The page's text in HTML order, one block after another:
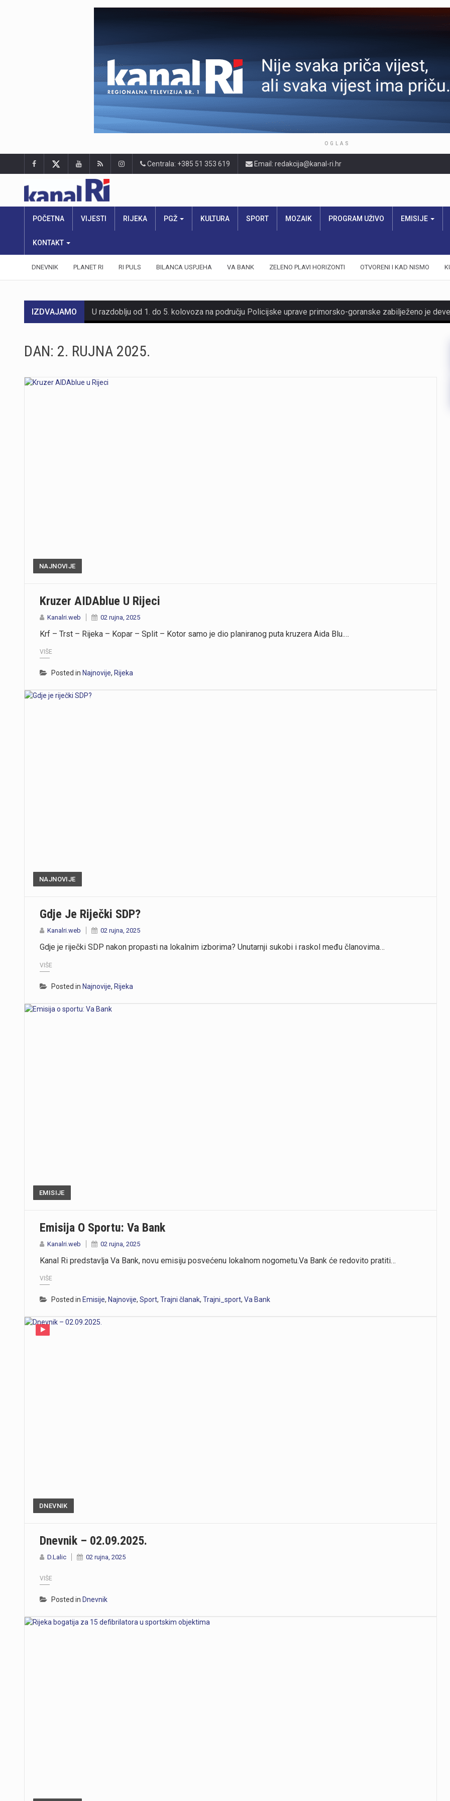
OGLAS
Centrala: +385 51 353 619 Email: redakcija@kanal-ri.hr
POČETNA VIJESTI RIJEKA PGŽ KULTURA SPORT MOZAIK PROGRAM UŽIVO EMISIJE
KONTAKT
DNEVNIK PLANET RI RI PULS BILANCA USPJEHA VA BANK ZELENO PLAVI HORIZONTI OTVORENI I KAD NISMO
IZDVAJAMO
https://youtu.be/mDR29ffvagE
https://youtu.be/t_-9LE0PJjw
DAN: 2. RUJNA 2025.
NAJNOVIJE
Kruzer AIDAblue U Rijeci
Kanalri.web 02 rujna, 2025
Krf – Trst – Rijeka – Kopar – Split – Kotor samo je dio planiranog puta kruzera Aida Blu.…
VIŠE
Posted in Najnovije, Rijeka
NAJNOVIJE
Gdje Je Riječki SDP?
Kanalri.web 02 rujna, 2025
Gdje je riječki SDP nakon propasti na lokalnim izborima? Unutarnji sukobi i raskol među članovima…
VIŠE
Posted in Najnovije, Rijeka
EMISIJE
Emisija O Sportu: Va Bank
Kanalri.web 02 rujna, 2025
Kanal Ri predstavlja Va Bank, novu emisiju posvećenu lokalnom nogometu.Va Bank će redovito pratiti…
VIŠE
Posted in Emisije, Najnovije, Sport, Trajni članak, Trajni_sport, Va Bank
DNEVNIK
Dnevnik – 02.09.2025.
D.Lalic 02 rujna, 2025
VIŠE
Posted in Dnevnik